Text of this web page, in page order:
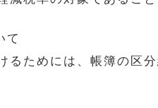
て
ためには、帳簿の区